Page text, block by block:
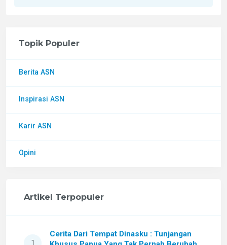
Topik Populer
Berita ASN
Inspirasi ASN
Karir ASN
Opini
Artikel Terpopuler
1
Cerita Dari Tempat Dinasku : Tunjangan